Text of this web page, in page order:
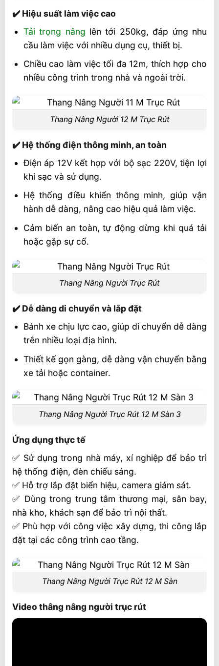
✔️ Hiệu suất làm việc cao
Tải trọng nâng lên tới 250kg, đáp ứng nhu
cầu làm việc với nhiều dụng cụ, thiết bị.
Chiều cao làm việc tối đa 12m, thích hợp cho
nhiều công trình trong nhà và ngoài trời.
Thang Nâng Người 12 M Trục Rút
✔️ Hệ thống điện thông minh, an toàn
Điện áp 12V kết hợp với bộ sạc 220V, tiện lợi
khi sạc và sử dụng.
Hệ thống điều khiển thông minh, giúp vận
hành dễ dàng, nâng cao hiệu quả làm việc.
Cảm biến an toàn, tự động dừng khi quá tải
hoặc gặp sự cố.
Thang Nâng Người Trục Rút
✔️ Dễ dàng di chuyển và lắp đặt
Bánh xe chịu lực cao, giúp di chuyển dễ dàng
trên nhiều loại địa hình.
Thiết kế gọn gàng, dễ dàng vận chuyển bằng
xe tải hoặc container.
Thang Nâng Người Trục Rút 12 M Sàn 3
Ứng dụng thực tế
✅ Sử dụng trong nhà máy, xí nghiệp để bảo trì
hệ thống điện, đèn chiếu sáng.
✅ Hỗ trợ lắp đặt biển hiệu, camera giám sát.
✅ Dùng trong trung tâm thương mại, sân bay,
nhà kho, khách sạn để bảo trì nội thất.
✅ Phù hợp với công việc xây dựng, thi công lắp
đặt tại các công trình cao tầng.
Thang Nâng Người Trục Rút 12 M Sàn
Video thâng nâng người trục rút